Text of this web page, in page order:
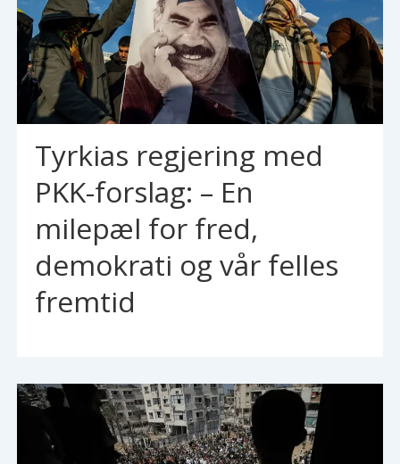
Tyrkias regjering med
PKK-forslag: – En
milepæl for fred,
demokrati og vår felles
fremtid